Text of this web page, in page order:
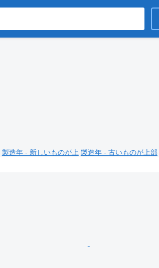
製造年 - 新しいものが上 製造年 - 古いものが上部